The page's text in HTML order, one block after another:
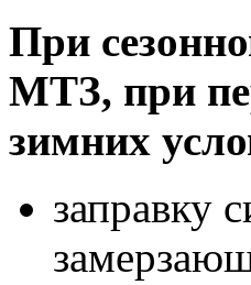
При
МТЗ, при
зимних
заправку